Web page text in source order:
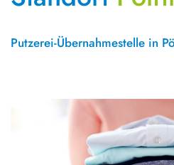
Putzerei-Übernahmestelle in